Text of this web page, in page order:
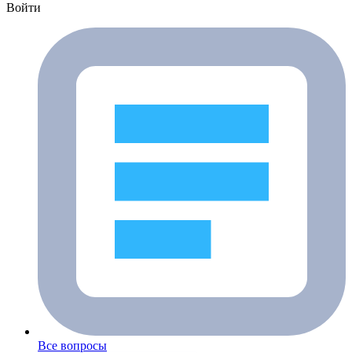
Войти
Все вопросы